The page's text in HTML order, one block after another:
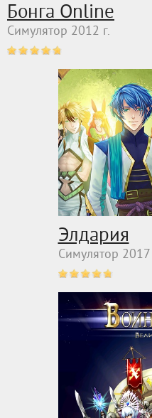
Бонга Online
Симулятор 2012 г.
Элдария
Симулятор 2017